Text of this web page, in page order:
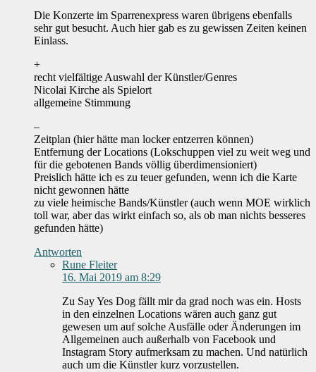
Die Konzerte im Sparrenexpress waren übrigens ebenfalls
sehr gut besucht. Auch hier gab es zu gewissen Zeiten keinen
Einlass.
+
recht vielfältige Auswahl der Künstler/Genres
Nicolai Kirche als Spielort
allgemeine Stimmung
–
Zeitplan (hier hätte man locker entzerren können)
Entfernung der Locations (Lokschuppen viel zu weit weg und
für die gebotenen Bands völlig überdimensioniert)
Preislich hätte ich es zu teuer gefunden, wenn ich die Karte
nicht gewonnen hätte
zu viele heimische Bands/Künstler (auch wenn MOE wirklich
toll war, aber das wirkt einfach so, als ob man nichts besseres
gefunden hätte)
Antworten
Rune Fleiter
16. Mai 2019 am 8:29
Zu Say Yes Dog fällt mir da grad noch was ein. Hosts
in den einzelnen Locations wären auch ganz gut
gewesen um auf solche Ausfälle oder Änderungen im
Allgemeinen auch außerhalb von Facebook und
Instagram Story aufmerksam zu machen. Und natürlich
auch um die Künstler kurz vorzustellen.